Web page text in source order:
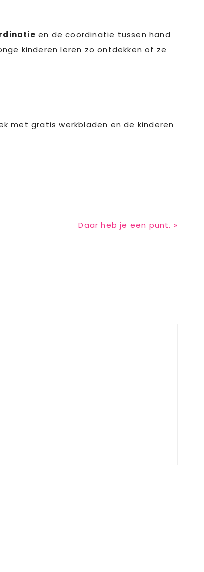
en de coördinatie tussen hand
kinderen leren zo ontdekken of ze
met gratis werkbladen en de kinderen
Next
Daar heb je een punt. »